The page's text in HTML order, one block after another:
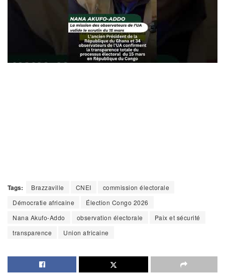
Tags: Brazzaville CNEI
commission électorale
Démocratie africaine
Élection Congo 2026
Nana Akufo-Addo
observation électorale
Paix et sécurité
transparence
Union africaine